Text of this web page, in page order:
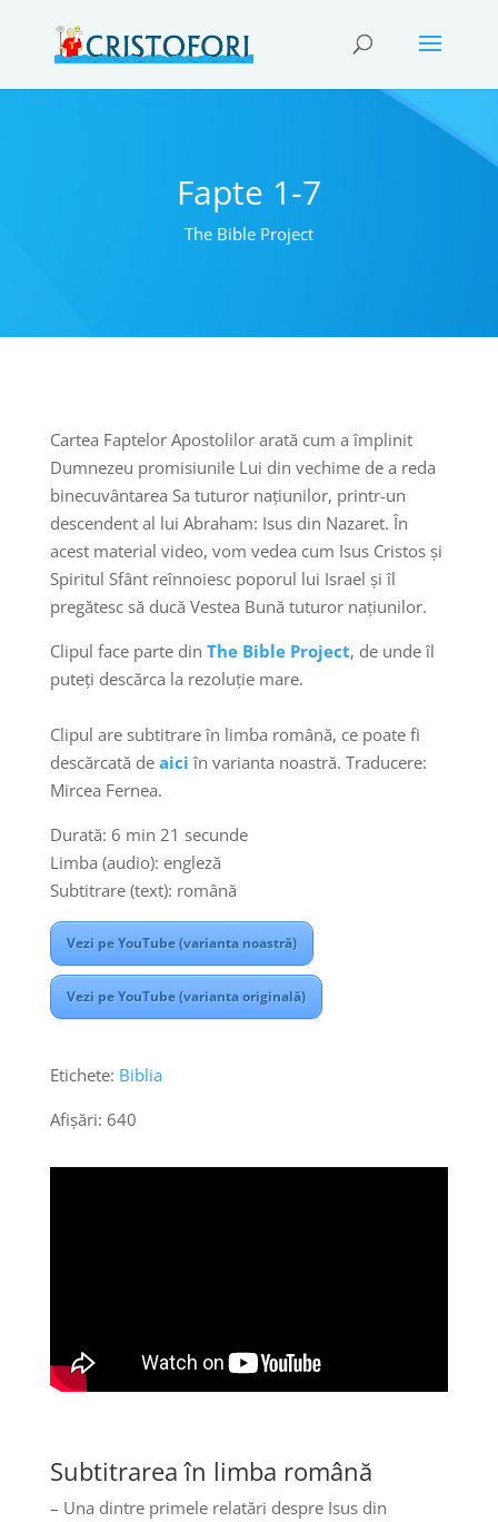
Fapte 1-7
The Bible Project
Cartea Faptelor Apostolilor arată cum a împlinit
Dumnezeu promisiunile Lui din vechime de a reda
binecuvântarea Sa tuturor națiunilor, printr-un
descendent al lui Abraham: Isus din Nazaret. În
acest material video, vom vedea cum Isus Cristos și
Spiritul Sfânt reînnoiesc poporul lui Israel și îl
pregătesc să ducă Vestea Bună tuturor națiunilor.
Clipul face parte din The Bible Project, de unde îl
puteți descărca la rezoluție mare.
Clipul are subtitrare în limba română, ce poate fi
descărcată de aici în varianta noastră. Traducere:
Mircea Fernea.
Durată: 6 min 21 secunde
Limba (audio): engleză
Subtitrare (text): română
Vezi pe YouTube (varianta noastră)
Vezi pe YouTube (varianta originală)
Etichete: Biblia
Afișări: 640
Subtitrarea în limba română
– Una dintre primele relatări despre Isus din